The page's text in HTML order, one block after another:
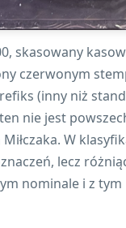
skasowany
czerwonym
(inny niż
nie jest
W
lecz
nominale i z